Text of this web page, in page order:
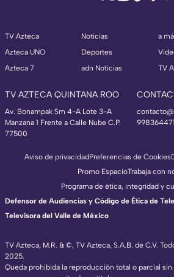
TV Azteca
Azteca UNO
Azteca 7
Noticias
Deportes
adn Noticias
a
TV
TV AZTECA QUINTANA ROO
Av. Bonampak Sm 4-A Lote 3-A
Manzana 1 Frente a Calle Nube C.P.
77500
TV Azteca, M.R. & ©, TV Azteca, S.A.B. de C.V.
2025.
Queda prohibida la reproducción total o parcial
Aviso de privacidadPreferencias de Cookies
Promo EspacioTrabaja con
Programa de ética, integridad y
Defensor de Audiencias y Código de Ética de
Televisora del Valle de México